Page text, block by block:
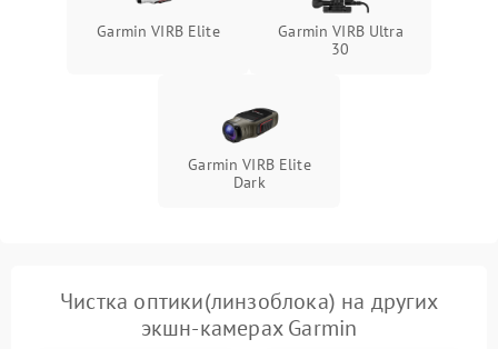
1000 ₽
Garmin VIRB Elite
Garmin VIRB Ultra
30
Garmin VIRB Elite
Dark
Чистка оптики(линзоблока) на других
экшн-камерах Garmin